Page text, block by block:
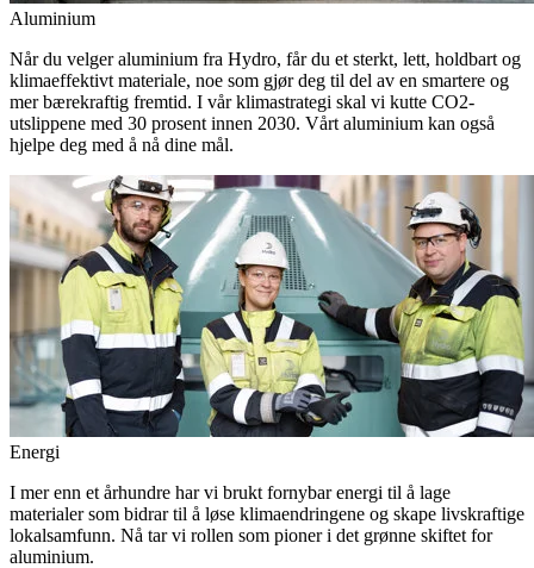
Aluminium
Når du velger aluminium fra Hydro, får du et sterkt, lett, holdbart og
klimaeffektivt materiale, noe som gjør deg til del av en smartere og
mer bærekraftig fremtid. I vår klimastrategi skal vi kutte CO2-
utslippene med 30 prosent innen 2030. Vårt aluminium kan også
hjelpe deg med å nå dine mål.
Energi
I mer enn et århundre har vi brukt fornybar energi til å lage
materialer som bidrar til å løse klimaendringene og skape livskraftige
lokalsamfunn. Nå tar vi rollen som pioner i det grønne skiftet for
aluminium.